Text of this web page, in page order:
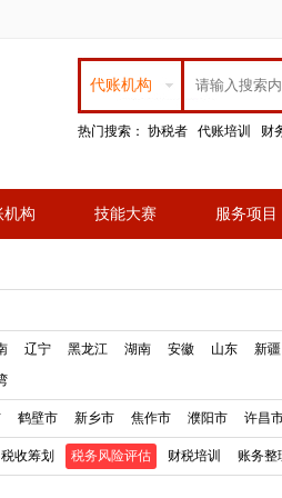
代账机构
热门搜索： 协税者 代账培训 财
机构 技能大赛 服务项目
辽宁 黑龙江 湖南 安徽 山东 新疆
鹤壁市 新乡市 焦作市 濮阳市 许昌
税收筹划 税务风险评估 财税培训 账务整